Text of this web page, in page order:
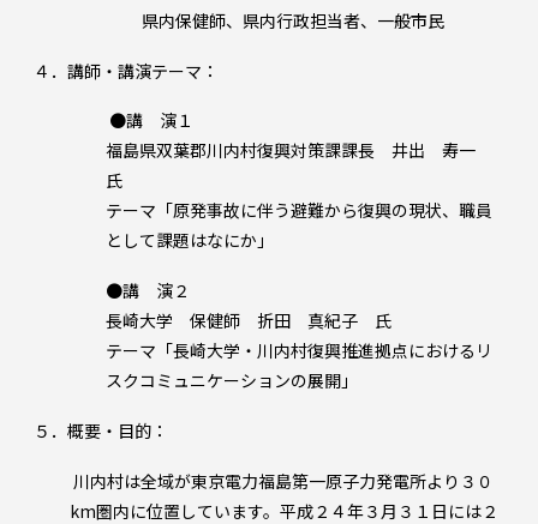
県内保健師、県内行政担当者、一般市民
４．講師・講演テーマ：
●講 演１
福島県双葉郡川内村復興対策課課長 井出 寿一
氏
テーマ「原発事故に伴う避難から復興の現状、職員
として課題はなにか」
●講 演２
長崎大学 保健師 折田 真紀子 氏
テーマ「長崎大学・川内村復興推進拠点におけるリ
スクコミュニケーションの展開」
５．概要・目的：
川内村は全域が東京電力福島第一原子力発電所より３０
km圏内に位置しています。平成２４年３月３１日には２